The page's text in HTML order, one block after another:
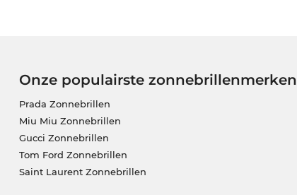
Onze populairste zonnebrillenmerken
Prada Zonnebrillen
Miu Miu Zonnebrillen
Gucci Zonnebrillen
Tom Ford Zonnebrillen
Saint Laurent Zonnebrillen